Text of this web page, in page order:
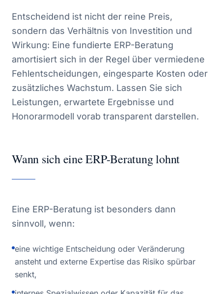
Entscheidend ist nicht der reine Preis,
sondern das Verhältnis von Investition und
Wirkung: Eine fundierte ERP-Beratung
amortisiert sich in der Regel über vermiedene
Fehlentscheidungen, eingesparte Kosten oder
zusätzliches Wachstum. Lassen Sie sich
Leistungen, erwartete Ergebnisse und
Honorarmodell vorab transparent darstellen.
Wann sich eine ERP-Beratung lohnt
Eine ERP-Beratung ist besonders dann
sinnvoll, wenn:
eine wichtige Entscheidung oder Veränderung
ansteht und externe Expertise das Risiko spürbar
senkt,